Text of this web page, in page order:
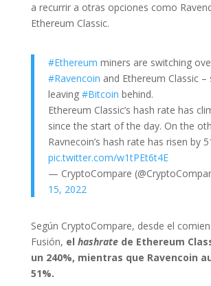
a recurrir a otras opciones como
Ethereum Classic.
#Ethereum miners are switching
#Ravencoin and Ethereum Classic
leaving #Bitcoin behind.
Ethereum Classic’s hash rate has
since the start of the day. On the
Ravnecoin’s hash rate has risen by
pic.twitter.com/w1tPEt6t4E
— CryptoCompare
15, 2022
Según CryptoCompare, desde el
Fusión, el hashratede Ethereum
un 240%, mientras que Ravencoin
51%.